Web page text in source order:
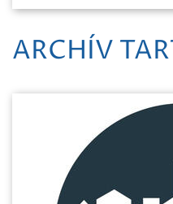
ARCHÍV